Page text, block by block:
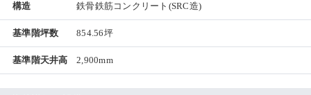
構造 鉄骨鉄筋コンクリート(SRC造)
基準階坪数 854.56坪
基準階天井高 2,900mm